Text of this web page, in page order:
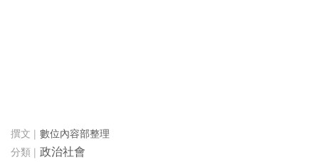
數位內容部整理
政治社會